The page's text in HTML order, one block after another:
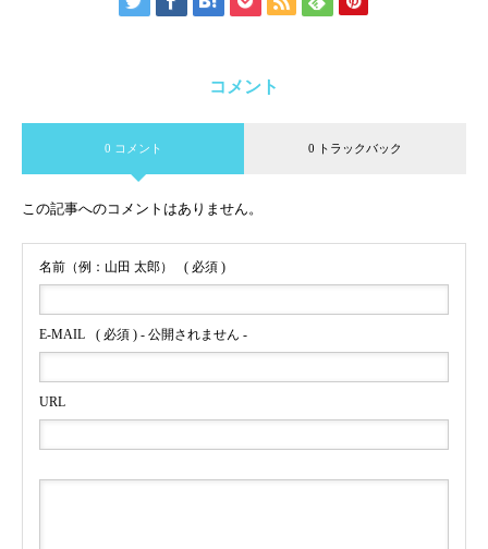
コメント
0 コメント 0 トラックバック
この記事へのコメントはありません。
名前（例：山田 太郎） ( 必須 )
E-MAIL ( 必須 ) - 公開されません -
URL